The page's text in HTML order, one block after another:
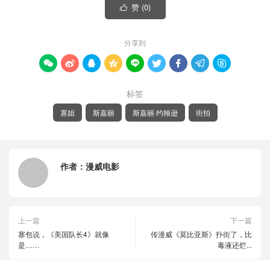
 赞 (0)
分享到
        
标签
寡姐 斯嘉丽 斯嘉丽·约翰逊 街拍
作者： 漫威电影
上一篇
塞包说，《美国队长4》就像
是……
下一篇
传漫威《莫比亚斯》扑街了，比
毒液还烂...